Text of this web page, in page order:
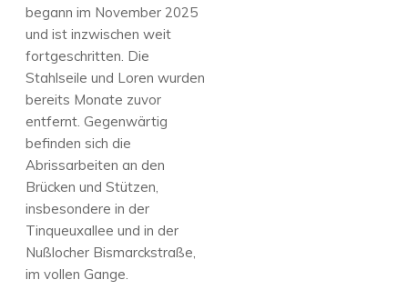
begann im November 2025
und ist inzwischen weit
fortgeschritten. Die
Stahlseile und Loren wurden
bereits Monate zuvor
entfernt. Gegenwärtig
befinden sich die
Abrissarbeiten an den
Brücken und Stützen,
insbesondere in der
Tinqueuxallee und in der
Nußlocher Bismarckstraße,
im vollen Gange.